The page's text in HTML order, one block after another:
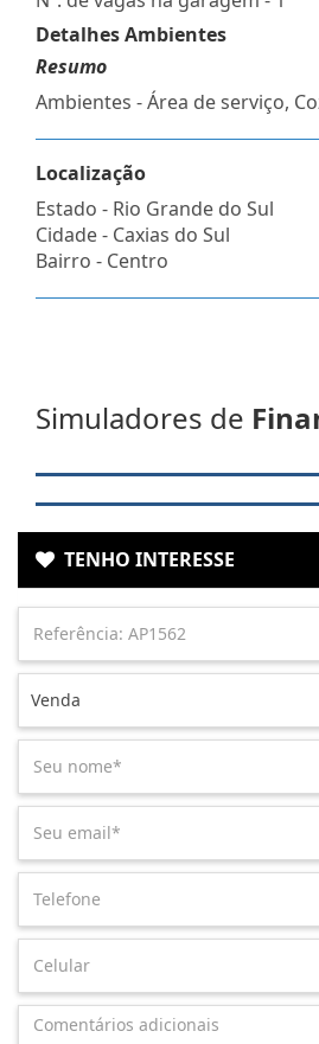
Detalhes Ambientes
Resumo
Ambientes - Área de serviço,
Localização
Estado - Rio Grande do Sul
Cidade - Caxias do Sul
Bairro - Centro
Simuladores de
TENHO INTERESSE
Venda